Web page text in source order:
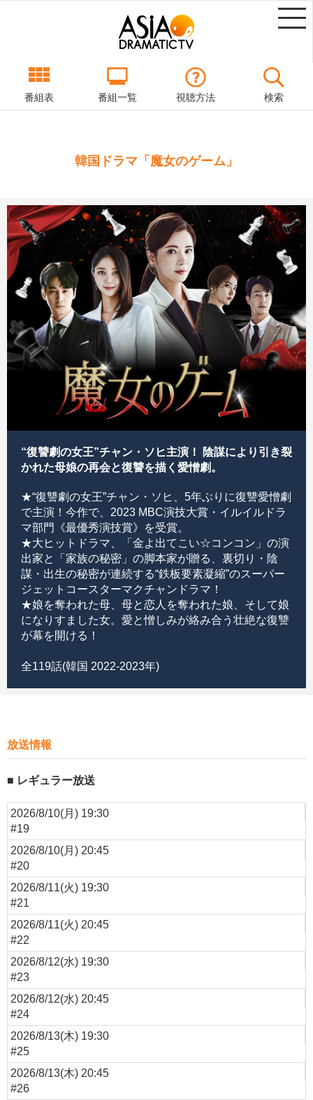
番組表 番組一覧 視聴方法 検索
韓国ドラマ「魔女のゲーム」
“復讐劇の女王”チャン・ソヒ主演！ 陰謀により引き裂
かれた母娘の再会と復讐を描く愛憎劇。
★“復讐劇の女王”チャン・ソヒ、5年ぶりに復讐愛憎劇
で主演！今作で、2023 MBC演技大賞・イルイルドラ
マ部門《最優秀演技賞》を受賞。
★大ヒットドラマ、「金よ出てこい☆コンコン」の演
出家と「家族の秘密」の脚本家が贈る、裏切り・陰
謀・出生の秘密が連続する“鉄板要素凝縮”のスーパー
ジェットコースターマクチャンドラマ！
★娘を奪われた母、母と恋人を奪われた娘、そして娘
になりすました女。愛と憎しみが絡み合う壮絶な復讐
が幕を開ける！
全119話(韓国 2022-2023年)
放送情報
レギュラー放送
2026/8/10(月) 19:30
#19
2026/8/10(月) 20:45
#20
2026/8/11(火) 19:30
#21
2026/8/11(火) 20:45
#22
2026/8/12(水) 19:30
#23
2026/8/12(水) 20:45
#24
2026/8/13(木) 19:30
#25
2026/8/13(木) 20:45
#26